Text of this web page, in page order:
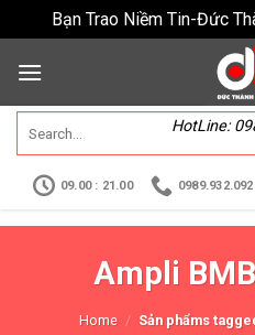
Bạn Trao Niềm Tin-Đức
HotLine:
09.00 : 21.00
Ampli
Home / Sản phẩms